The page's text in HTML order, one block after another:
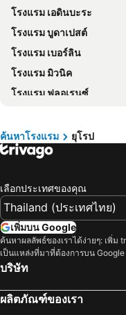
โรงแรม ภาคตะวันออกเฉียง
โรงแรม มาเก๊า
โรงแรม ทัสคานี
โรงแรม คาเมรอนไฮแลนด์
โรงแรม ลักเซมเบิร์ก
โรงแรม ภาคใต้
โรงแรม มาเช่
โรงแรม เอดินบะระ
โรงแรม บูดาเปสต์
โรงแรม เบอร์ลิน
โรงแรม มิวนิค
โรงแรม ฟลอเรนซ์
โรงแรม เฮลซิงกิ
โรงแรม แมนเชสเตอร์
โรงแรม ซาลส์บวร์ก
โรงแรม อาลานยา
โรงแรม พอร์ตโต้
โรงแรม บรัสเซลส์
โรงแรม ดับลิน
โรงแรม เอเธนส์
ค้นหาโรงแรม ยุโรป
เลือกประเทศของคุณ
เพิ่มบน Google
ค้นหาผลลัพธ์ของเราได้ง่ายๆ: เพิ่ม
เป็นแหล่งที่มาที่ต้องการบน Google
บริษัท
ผลิตภัณฑ์ของเรา